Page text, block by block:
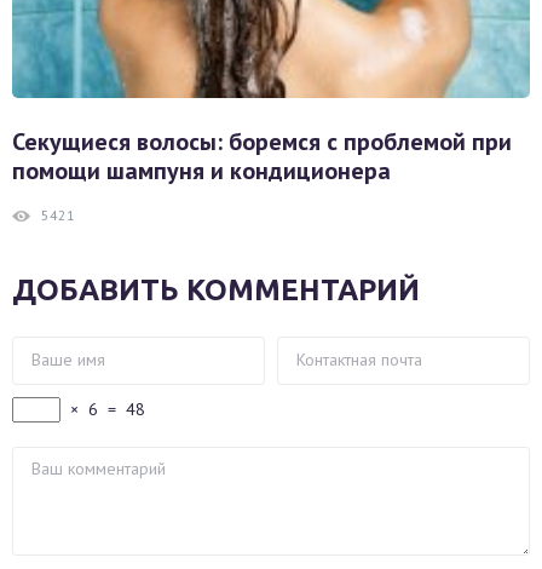
Секущиеся волосы: боремся с проблемой при
помощи шампуня и кондиционера
5421
ДОБАВИТЬ КОММЕНТАРИЙ
× 6 = 48